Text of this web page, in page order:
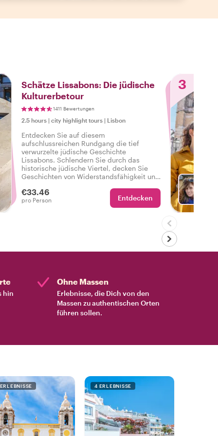
Schätze Lissabons: Die jüdische
Kulturerbetour
1411 Bewertungen
2.5 hours | city highlight tours | Lisbon
Entdecken Sie auf diesem
aufschlussreichen Rundgang die tief
verwurzelte jüdische Geschichte
Lissabons. Schlendern Sie durch das
historische jüdische Viertel, decken Sie
Geschichten von Widerstandsfähigkeit und
Sehenswürdigkeiten, die den bleibenden
Einfluss der Gemeinschaft auf die Stadt
€33.46
pro Person Entdecken
3
hin
Ohne Massen
Erlebnisse, die Dich von den
Massen zu authentischen Orten
führen sollen.
4 ERLEBNISSE